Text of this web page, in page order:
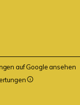
auf Google ansehen